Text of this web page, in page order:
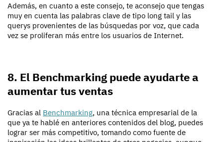
Además, en cuanto a este consejo, te aconsejo que tengas
muy en cuenta las palabras clave de tipo long tail y las
querys provenientes de las búsquedas por voz, que cada
vez se proliferan más entre los usuarios de Internet.
8. El Benchmarking puede ayudarte a
aumentar tus ventas
Gracias al Benchmarking, una técnica empresarial de la
que ya te hablé en anteriores contenidos del blog, puedes
lograr ser más competitivo, tomando como fuente de